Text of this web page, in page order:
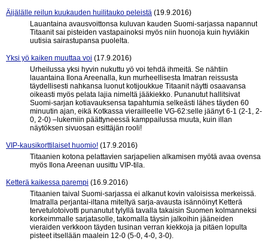
Äijälälle reilun kuukauden huilitauko peleistä (19.9.2016)
Lauantaina avausvoittonsa kuluvan kauden Suomi-sarjassa napannut
Titaanit sai pisteiden vastapainoksi myös niin huonoja kuin hyviäkin
uutisia sairastupansa puolelta.
Yksi yö kaiken muuttaa voi (17.9.2016)
Urheilussa yksi hyvin nukuttu yö voi tehdä ihmeitä. Se nähtiin
lauantaina Ilona Areenalla, kun murheellisesta Imatran reissusta
täydellisesti nahkansa luonut kotijoukkue Titaanit näytti osaavansa
oikeasti myös pelata lajia nimeltä jääkiekko. Punanutut hallitsivat
Suomi-sarjan kotiavauksensa tapahtumia selkeästi lähes täyden 60
minuutin ajan, eikä Kotkassa vierailleelle VG-62:selle jäänyt 6-1 (2-1, 2-
0, 2-0) –lukemiin päättyneessä kamppailussa muuta, kuin illan
näytöksen sivuosan esittäjän rooli!
VIP-kausikorttilaiset huomio! (17.9.2016)
Titaanien kotona pelattavien sarjapelien alkamisen myötä avaa ovensa
myös Ilona Areenan uusittu VIP-tila.
Ketterä kaikessa parempi (16.9.2016)
Titaanien taival Suomi-sarjassa ei alkanut kovin valoisissa merkeissä.
Imatralla perjantai-iltana miteltyä sarja-avausta isännöinyt Ketterä
tervetulotoivotti punanutut tylyllä tavalla takaisin Suomen kolmanneksi
korkeimmalle sarjatasolle, takomalla täysin jalkoihin jääneiden
vieraiden verkkoon täyden tusinan verran kiekkoja ja pitäen lopulta
pisteet itsellään maalein 12-0 (5-0, 4-0, 3-0).